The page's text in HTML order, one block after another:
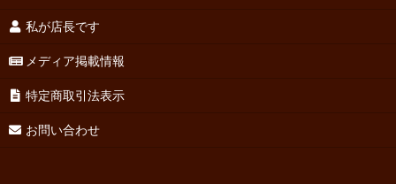
私が店長です
メディア掲載情報
特定商取引法表示
お問い合わせ